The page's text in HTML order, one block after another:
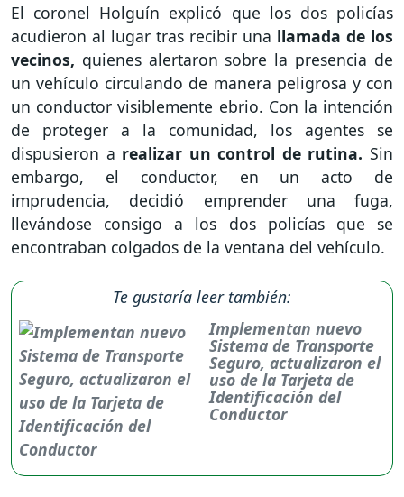
El coronel Holguín explicó que los dos policías
acudieron al lugar tras recibir una llamada de los
vecinos, quienes alertaron sobre la presencia de
un vehículo circulando de manera peligrosa y con
un conductor visiblemente ebrio. Con la intención
de proteger a la comunidad, los agentes se
dispusieron a realizar un control de rutina.Sin
embargo, el conductor, en un acto de
imprudencia, decidió emprender una fuga,
llevándose consigo a los dos policías que se
encontraban colgados de la ventana del vehículo.
Te gustaría leer también:
Implementan nuevo
Sistema de Transporte
Seguro, actualizaron el
uso de la Tarjeta de
Identificación del
Conductor